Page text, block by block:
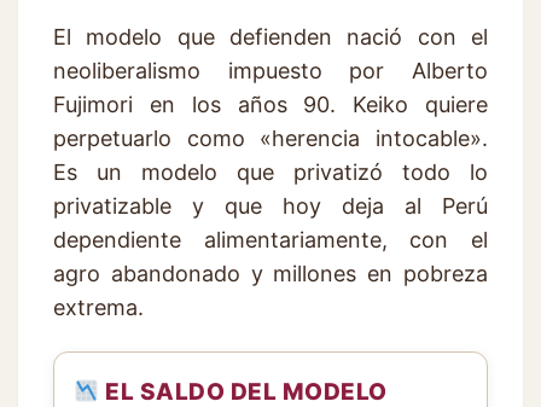
El modelo que defienden nació con el
neoliberalismo impuesto por Alberto
Fujimori en los años 90. Keiko quiere
perpetuarlo como «herencia intocable».
Es un modelo que privatizó todo lo
privatizable y que hoy deja al Perú
dependiente alimentariamente, con el
agro abandonado y millones en pobreza
extrema.
EL SALDO DEL MODELO